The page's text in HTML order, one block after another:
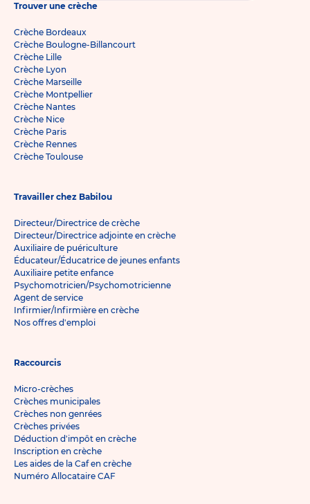
Trouver une crèche
Crèche Bordeaux
Crèche Boulogne-Billancourt
Crèche Lille
Crèche Lyon
Crèche Marseille
Crèche Montpellier
Crèche Nantes
Crèche Nice
Crèche Paris
Crèche Rennes
Crèche Toulouse
Travailler chez Babilou
Directeur/Directrice de crèche
Directeur/Directrice adjointe en crèche
Auxiliaire de puériculture
Éducateur/Éducatrice de jeunes enfants
Auxiliaire petite enfance
Psychomotricien/Psychomotricienne
Agent de service
Infirmier/Infirmière en crèche
Nos offres d'emploi
Raccourcis
Micro-crèches
Crèches municipales
Crèches non genrées
Crèches privées
Déduction d'impôt en crèche
Inscription en crèche
Les aides de la Caf en crèche
Numéro Allocataire CAF